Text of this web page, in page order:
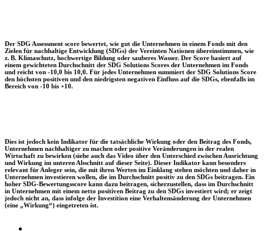
Der SDG Assessment score bewertet, wie gut die Unternehmen in einem Fonds mit den
Zielen für nachhaltige Entwicklung (SDGs) der Vereinten Nationen übereinstimmen, wie
z. B. Klimaschutz, hochwertige Bildung oder sauberes Wasser. Der Score basiert auf
einem gewichteten Durchschnitt der SDG Solutions Scores der Unternehmen im Fonds
und reicht von -10,0 bis 10,0. Für jedes Unternehmen summiert der SDG Solutions Score
den höchsten positiven und den niedrigsten negativen Einfluss auf die SDGs, ebenfalls im
Bereich von -10 bis +10.
Dies ist jedoch kein Indikator für die tatsächliche Wirkung oder den Beitrag des Fonds,
Unternehmen nachhaltiger zu machen oder positive Veränderungen in der realen
Wirtschaft zu bewirken (siehe auch das Video über den Unterschied zwischen Ausrichtung
und Wirkung im unteren Abschnitt auf dieser Seite). Dieser Indikator kann besonders
relevant für Anleger sein, die mit ihren Werten im Einklang stehen möchten und daher in
Unternehmen investieren wollen, die im Durchschnitt positiv zu den SDGs beitragen. Ein
hoher SDG-Bewertungsscore kann dazu beitragen, sicherzustellen, dass im Durchschnitt
in Unternehmen mit einem netto positiven Beitrag zu den SDGs investiert wird; er zeigt
jedoch nicht an, dass infolge der Investition eine Verhaltensänderung der Unternehmen
(eine „Wirkung“) eingetreten ist.